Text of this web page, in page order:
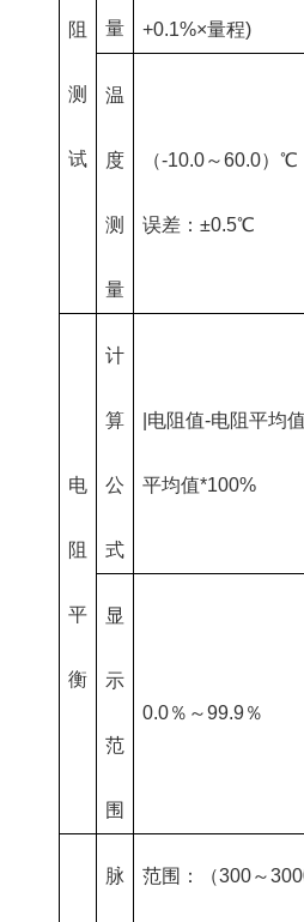
阻
测
试
量 +0.1%×量程)
温
度
测
量
（-10.0～60.0）℃
误差：±0.5℃
电
阻
平
衡
计
算
公
式
|电阻值-电阻平均
平均值*100%
显
示
范
围
0.0％～99.9％
脉 范围：（300～